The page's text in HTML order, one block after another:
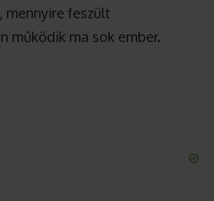
mennyire feszült
működik ma sok ember.